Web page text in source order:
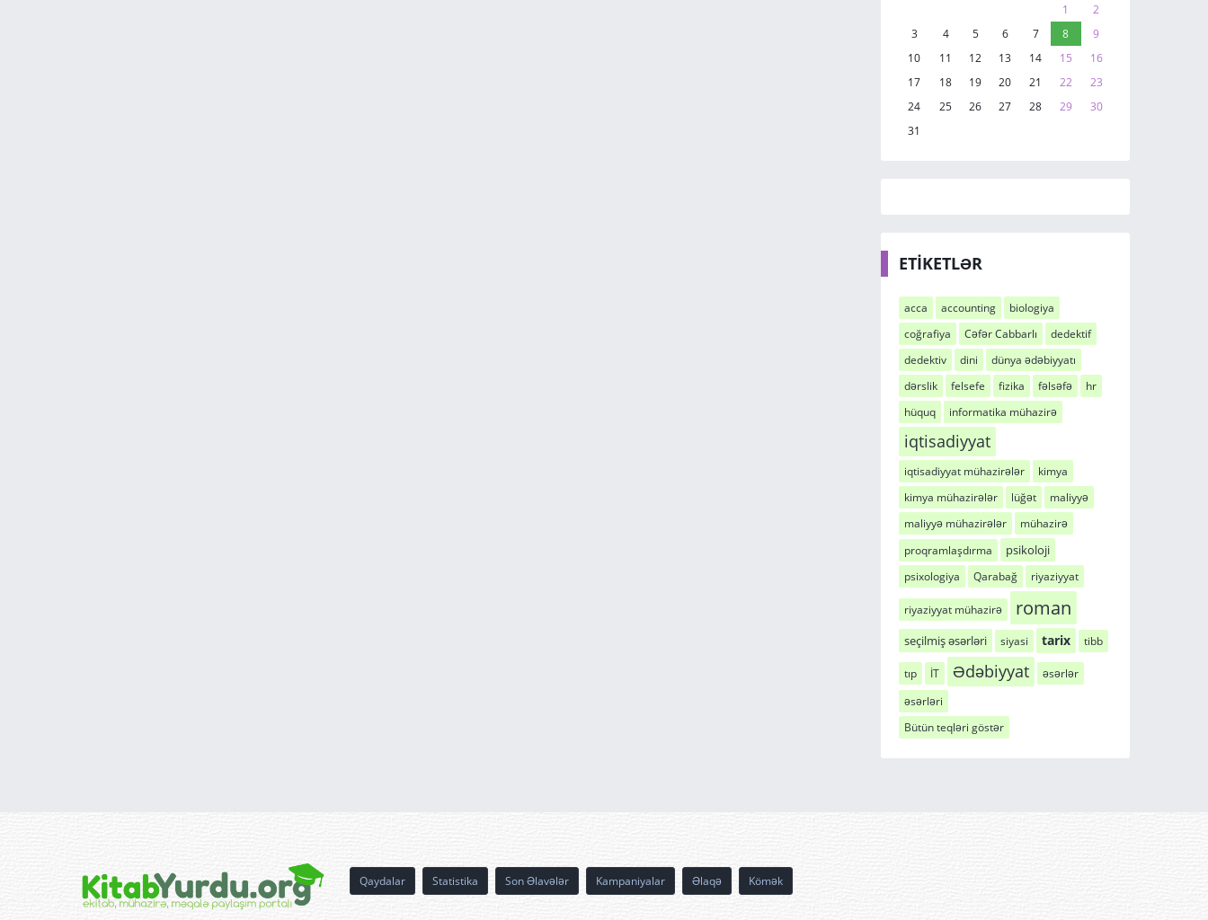
1
2
3
4 5 6 7 8
9
10
11 12 13 14 15
16
17
18 19 20 21 22
23
24
25 26 27 28 29
30
31
ETİKETLƏR
acca accounting
biologiya
coğrafiya
Cəfər Cabbarlı
dedektif
dedektiv
dini
dünya ədəbiyyatı
dərslik
felsefe fizika fəlsəfə
hr
hüquq
informatika mühazirə
iqtisadiyyat
iqtisadiyyat mühazirələr
kimya
kimya mühazirələr
lüğət
maliyyə
maliyyə mühazirələr
mühazirə
proqramlaşdırma
psikoloji
psixologiya Qarabağ riyaziyyat
riyaziyyat mühazirə roman
seçilmiş əsərləri siyasi tarix tibb
tıp İT Ədəbiyyat
əsərlər
əsərləri
Bütün teqləri göstər
Qaydalar Statistika Son Əlavələr Kampaniyalar Əlaqə Kömək